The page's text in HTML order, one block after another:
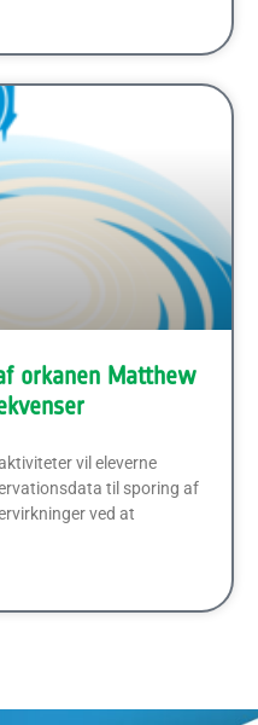
orkanen Matthew
vil eleverne
til sporing af
ved at